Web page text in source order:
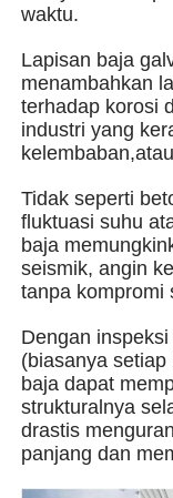
Tentang kita
Wisata pabrik
Kontrol kualitas
Hubungi kami
Berita
Semua Kasus
Quote request
waktu.
Lapisan baja
menambahkan
terhadap korosi
industri yang
Tidak seperti
fluktuasi suhu
baja
seismik, angin
tanpa kompromi
Dengan
(biasanya
baja dapat
strukturalnya
drastis
panjang dan